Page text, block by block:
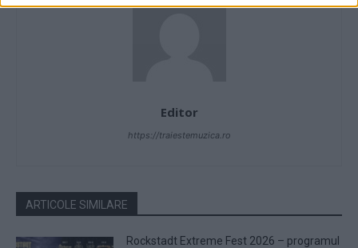
Editor
https://traiestemuzica.ro
ARTICOLE SIMILARE
Rockstadt Extreme Fest 2026 – programul